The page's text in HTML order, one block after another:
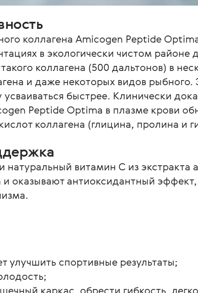
коллагена Amicogen Peptide
в экологически чистом районе
коллагена (500 дальтонов) в
и даже некоторых видов
быстрее. Клинически
Peptide Optima в плазме крови
коллагена (глицина, пролина и
натуральный витамин С из экстракта
оказывают антиоксидантный
улучшить спортивные результаты;
каркас, обрести гибкость,